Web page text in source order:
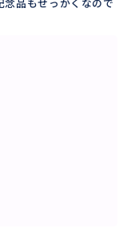
品もせっかくなので